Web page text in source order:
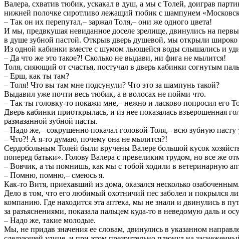
Валера, схватив тюбик, ускакал в душ, а мы с Толей, доиграв
нижней полочке сиротливо лежащий тюбик с шампунем
– Так он их перепутал,– заржал Толя,– они же одного цвета!
И мы, предвкушая невиданное доселе зрелище, двинулись на
в душе зубной пастой. Открыв дверь душевой, мы открыли широко
Из одной кабинки вместе с шумом льющейся воды слышались и
– Да что же это такое?! Сколько не выдави, ни фига не мылится!
Толя, сияющий от счастья, постучал в дверь кабинки согнутым
– Ерш, как ты там?
– Толя! Что вы там мне подсунули? Что это за шампунь такой?
Выдавил уже почти весь тюбик, а в волосах не пойми что.
– Так ты головку-то покажи мне,– нежно и ласково попросил его
Дверь кабинки приоткрылась, и из нее показалась взъерошенная
размазанной зубной пасты.
– Надо же,– сокрушенно покачал головой Толя,– всю зубную
– Что?! А я-то думаю, почему она не мылится?!
Сердобольным Толей были вручены Валере большой кусок
поперед батьки». Голову Валера с превеликим трудом, но все же
– Вовчик, а ты помнишь, как мы с тобой ходили в ветеринарную
– Помню, помню,– смеюсь я.
Как-то Витя, приехавший из дома, оказался несколько озабоченным.
Дело в том, что его любимый охотничий пес заболел и покрылся
компанию. Где находится эта аптека, мы не знали и двинулись в
за разъяснениями, показала пальцем куда-то в неведомую даль и
– Надо же, такие молодые.
Мы, не придав значения ее словам, двинулись в указанном